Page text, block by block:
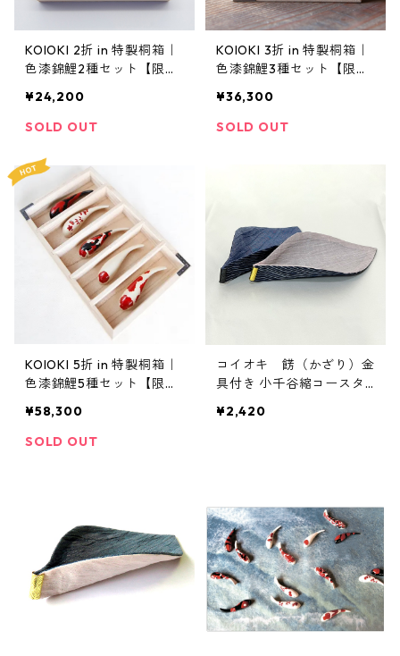
KOIOKI 2折 in 特製桐箱｜
色漆錦鯉2種セット【限定
月〜お届け予定】
¥24,200
SOLD OUT
KOIOKI 3折 in 特製桐箱｜
色漆錦鯉3種セット【限定
月〜お届け予定】
¥36,300
SOLD OUT
KOIOKI 5折 in 特製桐箱｜
色漆錦鯉5種セット【限定
月〜お届け予定】
¥58,300
SOLD OUT
コイオキ 餝（かざり）金
具付き 小千谷縮コースタ
¥2,420